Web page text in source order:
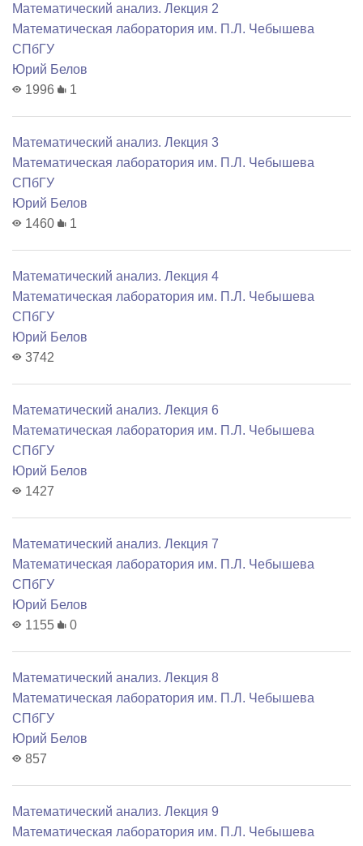
Математический анализ. Лекция 2
Математичеcкая лаборатория им. П.Л. Чебышева
СПбГУ
Юрий Белов
1996
1
Математический анализ. Лекция 3
Математичеcкая лаборатория им. П.Л. Чебышева
СПбГУ
Юрий Белов
1460
1
Математический анализ. Лекция 4
Математичеcкая лаборатория им. П.Л. Чебышева
СПбГУ
Юрий Белов
3742
Математический анализ. Лекция 6
Математичеcкая лаборатория им. П.Л. Чебышева
СПбГУ
Юрий Белов
1427
Математический анализ. Лекция 7
Математичеcкая лаборатория им. П.Л. Чебышева
СПбГУ
Юрий Белов
1155
0
Математический анализ. Лекция 8
Математичеcкая лаборатория им. П.Л. Чебышева
СПбГУ
Юрий Белов
857
Математический анализ. Лекция 9
Математичеcкая лаборатория им. П.Л. Чебышева